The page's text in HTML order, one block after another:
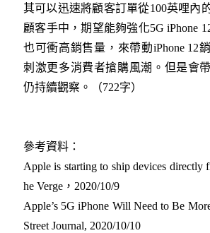
其可以迅速將顧客訂單從100英哩內
顧客手中，期望能夠強化5G iPhone
也可衝高銷售量，來帶動iPhone 12
刺激更多消費者搶購風潮。但是會
仍持續觀察。（722字）
參考資料：
Apple is starting to ship devices directly
he Verge，2020/10/9
Apple’s 5G iPhone Will Need to Be
Street Journal, 2020/10/10